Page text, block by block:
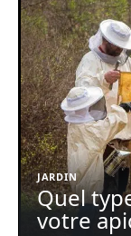
JARDIN
Quel
votre